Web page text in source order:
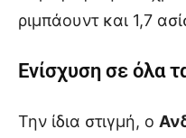
ριμπάουντ και 1,7
Ενίσχυση σε όλα
Την ίδια στιγμή, ο